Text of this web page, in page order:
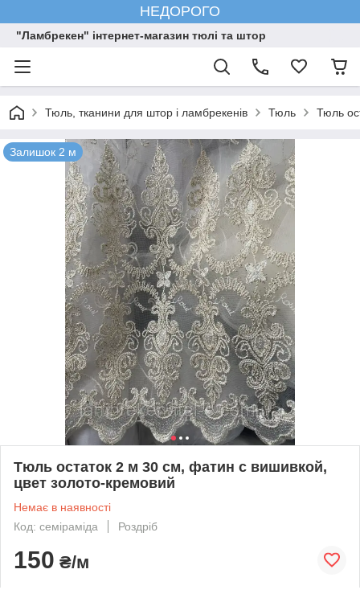
НЕДОРОГО
"Ламбрекен" інтернет-магазин тюлі та штор
Тюль, тканини для штор і ламбрекенів Тюль Тюль
Залишок 2 м
Тюль остаток 2 м 30 см, фатин с вишивкой,
цвет золото-кремовий
Немає в наявності
Код: семіраміда
Роздріб
150 ₴/м